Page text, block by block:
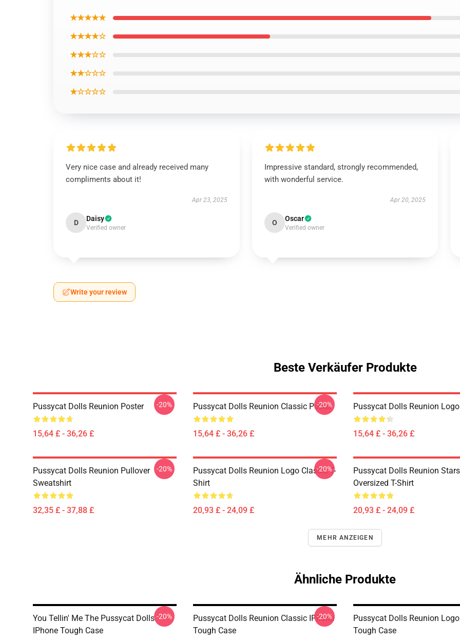
★★★★★
★★★★☆
★★★☆☆
★★☆☆☆
★☆☆☆☆
Very nice case and already received many
compliments about it!
Apr 23, 2025
D Daisy
Verified owner
Impressive standard, strongly recommended,
with wonderful service.
Apr 20, 2025
O Oscar
Verified owner
Write your review
Beste Verkäufer Produkte
Pussycat Dolls Reunion Poster
15,64 £ - 36,26 £
-20% Pussycat Dolls Reunion Classic Poster
15,64 £ - 36,26 £
-20% Pussycat Dolls Reunion
15,64 £ - 36,26 £
Pussycat Dolls Reunion Pullover
Sweatshirt
32,35 £ - 37,88 £
-20%
Pussycat Dolls Reunion Logo Classic T-
Shirt
20,93 £ - 24,09 £
-20%
Pussycat Dolls Reunion Stars
Oversized T-Shirt
20,93 £ - 24,09 £
MEHR ANZEIGEN
Ähnliche Produkte
You Tellin' Me The Pussycat Dolls
IPhone Tough Case
-20%
Pussycat Dolls Reunion Classic IPhone
Tough Case
-20%
Pussycat Dolls Reunion
Tough Case